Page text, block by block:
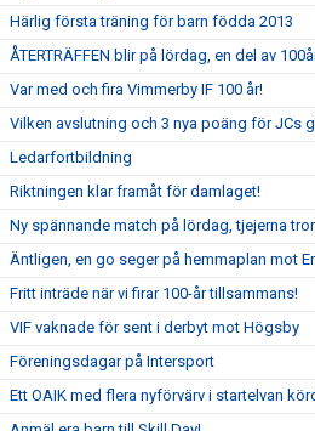
Härlig första träning för barn födda 2013
ÅTERTRÄFFEN blir på lördag, en del av
Var med och fira Vimmerby IF 100 år!
Vilken avslutning och 3 nya poäng för JCs
Ledarfortbildning
Riktningen klar framåt för damlaget!
Ny spännande match på lördag, tjejerna
Äntligen, en go seger på hemmaplan mot
Fritt inträde när vi firar 100-år tillsammans!
VIF vaknade för sent i derbyt mot Högsby
Föreningsdagar på Intersport
Ett OAIK med flera nyförvärv i startelvan